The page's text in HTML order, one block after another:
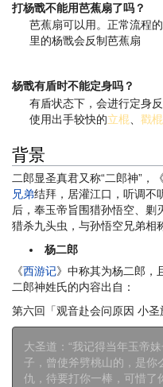
打杨戬不能用芭蕉扇了吗？
芭蕉扇可以用。正常流程
里的杨戬会反制芭蕉扇
杨戬有盾时不能定身吗？
有盾状态下，会进行定身
使用出手较快的立棍 、戳棍
背景
二郎显圣真君又称“二郎神”，《
兄弟结拜，居灌江口，听调不
后，奉玉帝旨围猎孙悟空、剿
猎杀九头虫，与孙悟空兄弟相
杨二郎
《西游记》中称其为杨二郎，
二郎神姓氏的内容出自：
第六回「观音赴会问原因 小圣
大圣道：“我记得当年玉帝
子，曾使斧劈桃山的，是你
仇，待要打你一棒，可惜了